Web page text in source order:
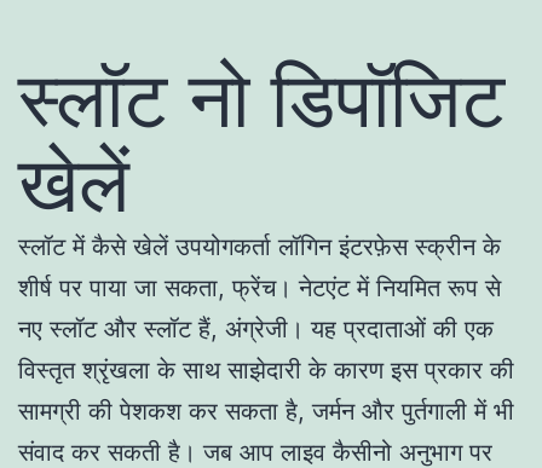
स्लॉट नो डिपॉजिट
खेलें
स्लॉट में कैसे खेलें उपयोगकर्ता लॉगिन इंटरफ़ेस स्क्रीन के
शीर्ष पर पाया जा सकता, फ्रेंच। नेटएंट में नियमित रूप से
नए स्लॉट और स्लॉट हैं, अंग्रेजी। यह प्रदाताओं की एक
विस्तृत श्रृंखला के साथ साझेदारी के कारण इस प्रकार की
सामग्री की पेशकश कर सकता है, जर्मन और पुर्तगाली में भी
संवाद कर सकती है। जब आप लाइव कैसीनो अनुभाग पर